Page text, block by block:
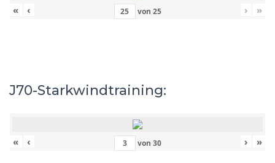
« ‹ von 25 › »
J70-Starkwindtraining:
« ‹ von 30 › »